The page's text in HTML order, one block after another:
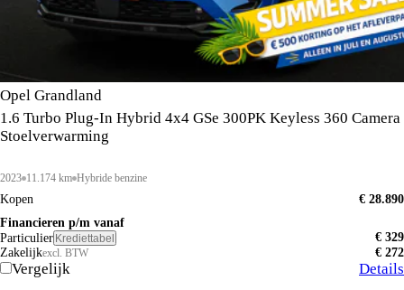
Opel Grandland
1.6 Turbo Plug-In Hybrid 4x4 GSe 300PK Keyless 360 Camera
Stoelverwarming
2023 11.174 km Hybride benzine
Kopen
€ 28.890
Financieren p/m vanaf
Particulier Krediettabel
€ 329
Zakelijkexcl. BTW € 272
Vergelijk Details